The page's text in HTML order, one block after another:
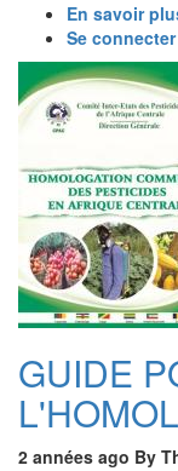
En savoir
Se connecter
Image
GUIDE
2 années ago By